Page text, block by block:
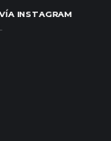
INSTAGRAM